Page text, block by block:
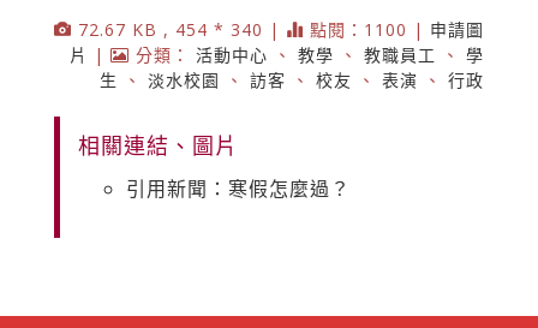
72.67 KB , 454 * 340 | 點閱：1100 | 申請圖
片
| 分類： 活動中心 、 教學 、 教職員工 、 學
生
、 淡水校園 、 訪客 、 校友 、 表演 、 行政
相關連結、圖片
引用新聞：寒假怎麼過？